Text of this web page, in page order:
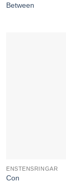
Between
ENSTENSRINGAR
Con